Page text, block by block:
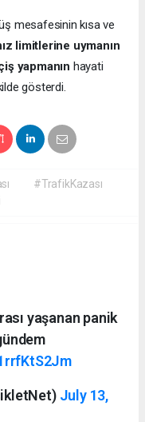
mesafesinin kısa ve
limitlerine uymanın
yapmanın hayati
gösterdi.
#TrafikKazası
yaşanan panik
July 13,